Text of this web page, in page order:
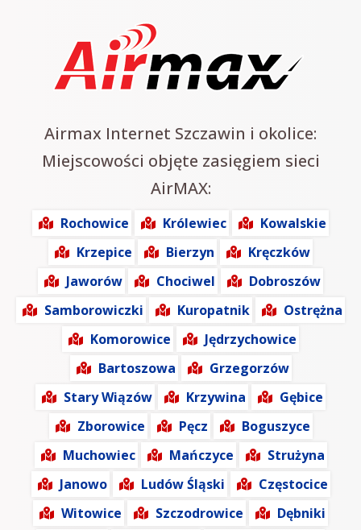
Airmax Internet Szczawin i okolice:
Miejscowości objęte zasięgiem sieci
AirMAX:
Rochowice Królewiec
Kowalskie
Krzepice
Bierzyn
Kręczków
Jaworów
Chociwel
Dobroszów
Samborowiczki
Kuropatnik
Ostrężna
Komorowice
Jędrzychowice
Bartoszowa
Grzegorzów
Stary Wiązów
Krzywina
Gębice
Zborowice
Pęcz
Boguszyce
Muchowiec
Mańczyce
Strużyna
Janowo
Ludów Śląski
Częstocice
Witowice
Szczodrowice
Dębniki